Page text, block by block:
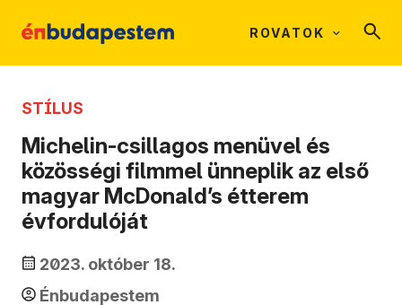
ROVATOK
STÍLUS
Michelin-csillagos menüvel és
közösségi filmmel ünneplik az első
magyar McDonald’s étterem
évfordulóját
2023. október 18.
Énbudapestem